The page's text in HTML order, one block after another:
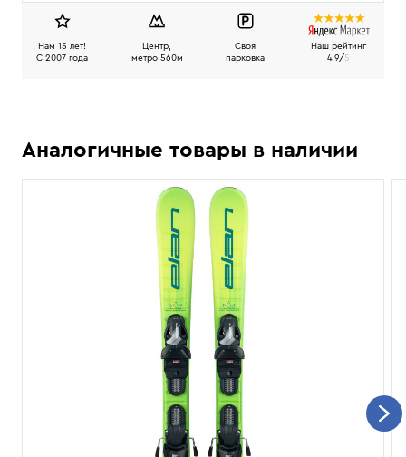
Нам 15 лет!
C 2007 года
Центр,
метро 560м
Своя
парковка
Наш рейтинг
4.9/5
Аналогичные товары в наличии